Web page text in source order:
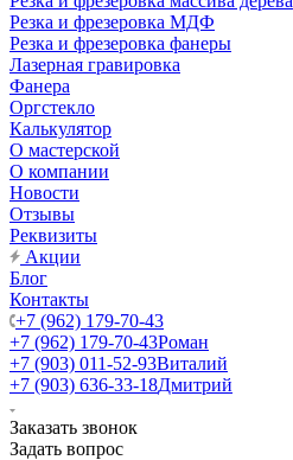
Резка и фрезеровка МДФ
Резка и фрезеровка фанеры
Лазерная гравировка
Фанера
Орг­стек­ло
Калькулятор
О мастерской
О компании
Новости
Отзывы
Реквизиты
Акции
Блог
Контакты
+7 (962) 179-70-43
+7 (962) 179-70-43Роман
+7 (903) 011-52-93Виталий
+7 (903) 636-33-18Дмитрий
Заказать звонок
Задать вопрос